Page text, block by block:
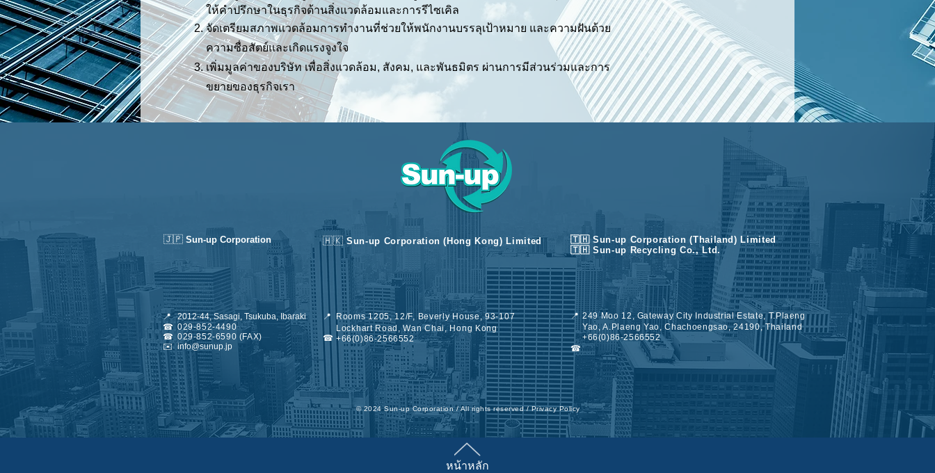
ให้คําปรึกษาในธุรกิจด้านสิ่งแวดล้อมและการรีไซเคิล
จัดเตรียมสภาพแวดล้อมการทํางานที่ช่วยให้พนักงานบรรลุเป้าหมาย​ และความฝันด้วย
ความซื่อสัตย์และเกิดแรงจูงใจ
เพิ่มมูลค่าของบริษัท เพื่อสิ่งแวดล้อม, สังคม, และพันธมิตร ผ่านการมีส่วนร่วมและการ
ขยายของธุรกิจเรา
🇯🇵 Sun-up Corporation 🇭🇰Sun-up Corporation (Hong Kong) Limited
🇹🇭 Sun-up Corporation (Thailand) Limited
🇹🇭 Sun-up Recycling Co., Ltd.
📍
☎
☎
✉️
📍
☎
2012-44, Sasagi, Tsukuba, Ibaraki
029-852-4490
029-852-6590 (FAX)
info@sunup.jp
Rooms 1205, 12/F, Beverly House, 93-107
Lockhart Road, Wan Chai, Hong Kong
+66(0)86-2566552
📍
☎
249 Moo 12, Gateway City Industrial Estate, T.Plaeng
Yao, A.Plaeng Yao, Chachoengsao, 24190, Thailand
+66(0)86-2566552
©︎ 2024 Sun-up Corporation / All rights reserved /Privacy Policy
หน้าหลัก